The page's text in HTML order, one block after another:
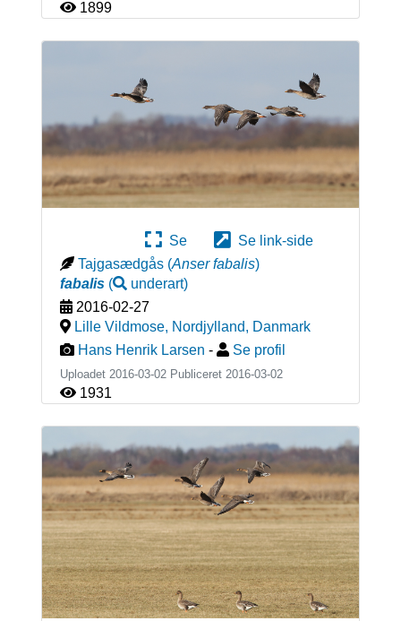
1899
Se
Se link-side
Tajgasædgås (Anser fabalis)
fabalis( underart)
2016-02-27
Lille Vildmose, Nordjylland, Danmark
Hans Henrik Larsen - Se profil
Uploadet 2016-03-02 Publiceret 2016-03-02
1931